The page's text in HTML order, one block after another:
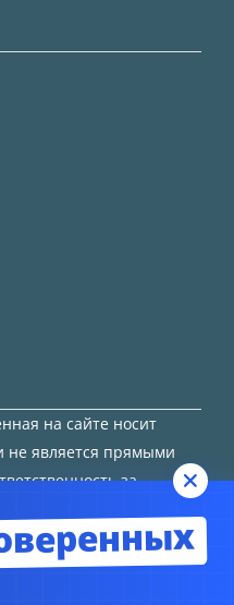
на сайте носит
не является прямыми
за